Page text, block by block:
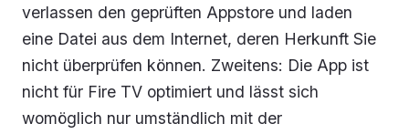
verlassen den geprüften Appstore und laden
eine Datei aus dem Internet, deren Herkunft Sie
nicht überprüfen können. Zweitens: Die App ist
nicht für Fire TV optimiert und lässt sich
womöglich nur umständlich mit der